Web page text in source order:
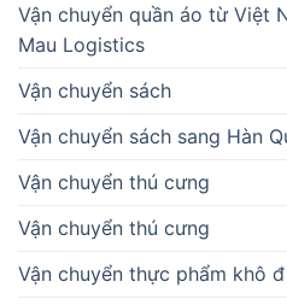
Vận chuyển quần áo từ Việt
Mau Logistics
Vận chuyển sách
Vận chuyển sách sang Hàn
Vận chuyển thú cưng
Vận chuyển thú cưng
Vận chuyển thực phẩm khô